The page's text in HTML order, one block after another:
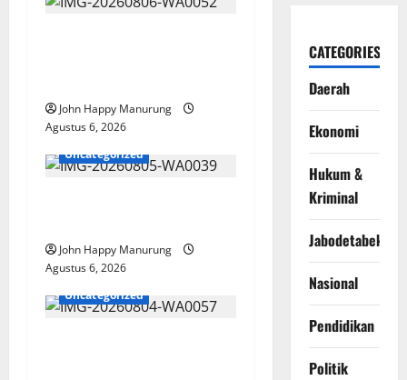
John Happy Manurung
Agustus 6, 2026
Uncategorized
John Happy Manurung
Agustus 6, 2026
Uncategorized
CATEGORIES
Daerah
Ekonomi
Hukum &
Kriminal
Jabodetabek
Nasional
Pendidikan
Politik